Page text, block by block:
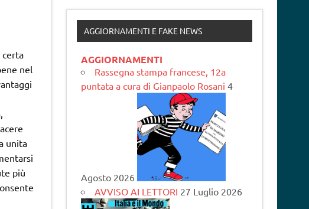
certa
nel
unita
più
AGGIORNAMENTI E FAKE NEWS
AGGIORNAMENTI
Rassegna stampa francese, 12a
puntata a cura di Gianpaolo Rosani 4
Agosto 2026
AVVISO AI LETTORI 27 Luglio 2026